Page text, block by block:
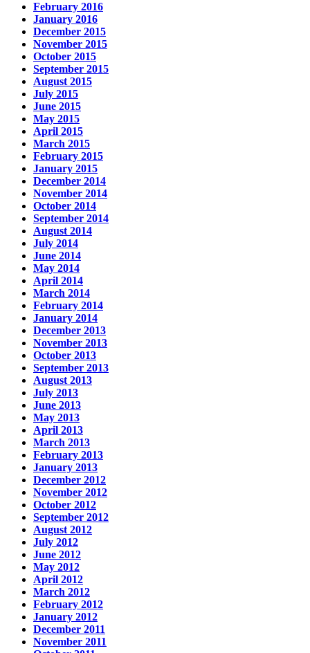
February 2016
January 2016
December 2015
November 2015
October 2015
September 2015
August 2015
July 2015
June 2015
May 2015
April 2015
March 2015
February 2015
January 2015
December 2014
November 2014
October 2014
September 2014
August 2014
July 2014
June 2014
May 2014
April 2014
March 2014
February 2014
January 2014
December 2013
November 2013
October 2013
September 2013
August 2013
July 2013
June 2013
May 2013
April 2013
March 2013
February 2013
January 2013
December 2012
November 2012
October 2012
September 2012
August 2012
July 2012
June 2012
May 2012
April 2012
March 2012
February 2012
January 2012
December 2011
November 2011